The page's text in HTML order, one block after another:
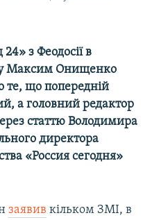
з Феодосії в
Максим Онищенко
те, що попередній
а головний редактор
статтю Володимира
директора
«Россия сегодня»
заявив кільком ЗМІ, в